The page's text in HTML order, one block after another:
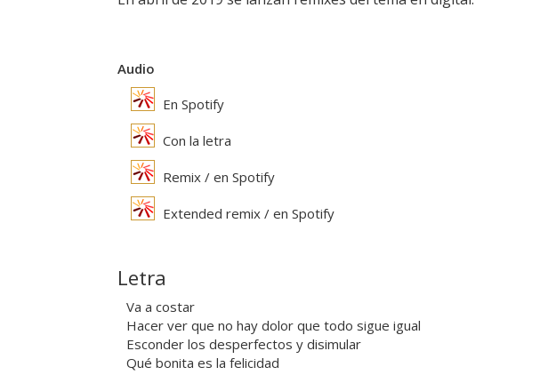
Audio
En Spotify
Con la letra
Remix / en Spotify
Extended remix / en Spotify
Letra
Va a costar
Hacer ver que no hay dolor que todo sigue igual
Esconder los desperfectos y disimular
Qué bonita es la felicidad